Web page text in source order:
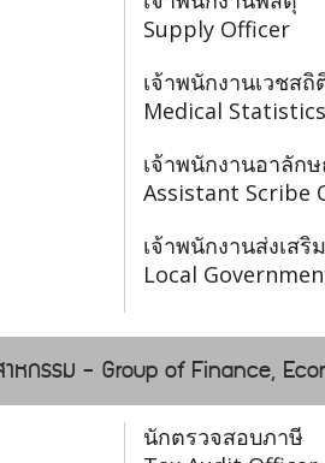
Supply Officer
เจ้าพนักงานเวชสถิ
Medical
เจ้าพนักงานอาลัก
Assistant Scribe
เจ้าพนักงานส่งเส
Local
หกรรม - Group of Finance,
นักตรวจสอบภาษี